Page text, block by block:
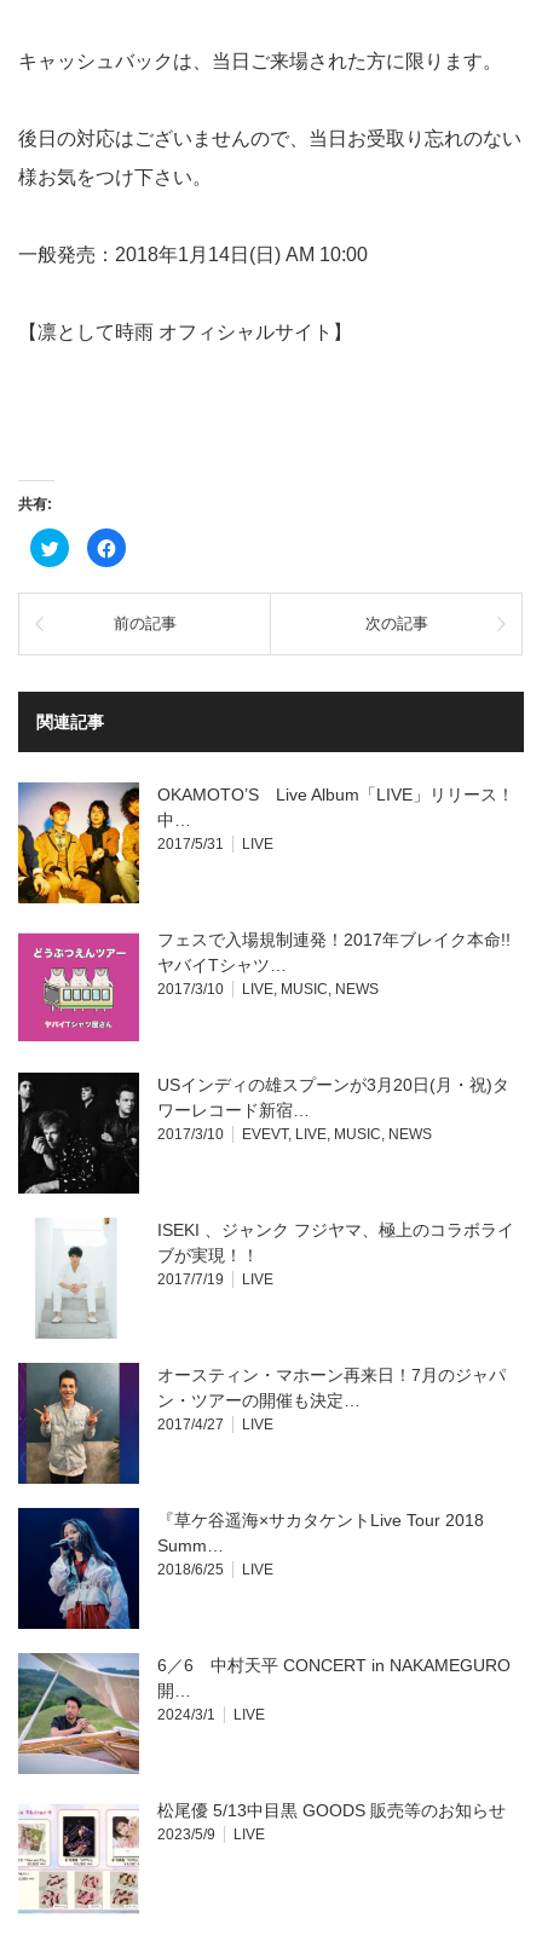
キャッシュバックは、当日ご来場された方に限ります。
後日の対応はございませんので、当日お受取り忘れのない
様お気をつけ下さい。
一般発売：2018年1月14日(日) AM 10:00
【凛として時雨 オフィシャルサイ ト】
共有:
ク
リ
共
(新
い
ウ
ウ
で
開
き
ま
す)
Facebook
で
る
に
ク
ッ
い
(新
し
い
ウ
ィ
ン
ド
ウ
開
き
前の記事 次の記事
関連記事
OKAMOTO’S Live Album「LIVE」リリース！
中…
2017/5/31 LIVE
フェスで入場規制連発！2017年ブレイク本命!!
ヤバイTシャツ…
2017/3/10 LIVE, MUSIC, NEWS
USインディの雄スプーンが3月20日(月・祝)タ
ワーレコード新宿…
2017/3/10 EVEVT, LIVE, MUSIC, NEWS
ISEKI 、ジャンク フジヤマ、極上のコラボライ
ブが実現！！
2017/7/19 LIVE
オースティン・マホーン再来日！7月のジャパ
ン・ツアーの開催も決定…
2017/4/27 LIVE
『草ケ谷遥海×サカタケントLive Tour 2018
Summ…
2018/6/25 LIVE
6／6 中村天平 CONCERT in NAKAMEGURO
開…
2024/3/1 LIVE
松尾優 5/13中目黒 GOODS 販売等のお知らせ
2023/5/9 LIVE